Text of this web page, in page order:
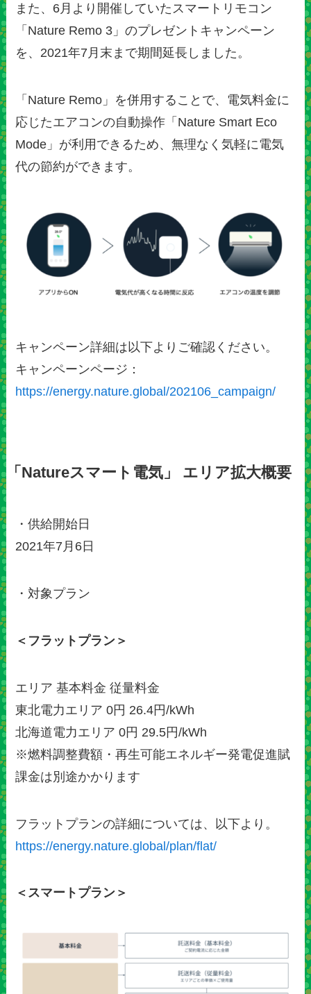
また、6月より開催していたスマートリモコン
「Nature Remo 3」のプレゼントキャンペーン
を、2021年7月末まで期間延長しました。
「Nature Remo」を併用することで、電気料金に
応じたエアコンの自動操作「Nature Smart Eco
Mode」が利用できるため、無理なく気軽に電気
代の節約ができます。
キャンペーン詳細は以下よりご確認ください。
キャンペーンページ：
https://energy.nature.global/202106_campaign/
「Natureスマート電気」 エリア拡大概要
・供給開始日
2021年7月6日
・対象プラン
＜フラットプラン＞
エリア 基本料金 従量料金
東北電力エリア 0円 26.4円/kWh
北海道電力エリア 0円 29.5円/kWh
※燃料調整費額・再生可能エネルギー発電促進賦
課金は別途かかります
フラットプランの詳細については、以下より。
https://energy.nature.global/plan/flat/
＜スマートプラン＞